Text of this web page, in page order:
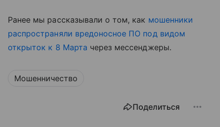
Ранее мы рассказывали о том, как мошенники
распространяли вредоносное ПО под видом
открыток к 8 Марта через мессенджеры.
Мошенничество
Поделиться